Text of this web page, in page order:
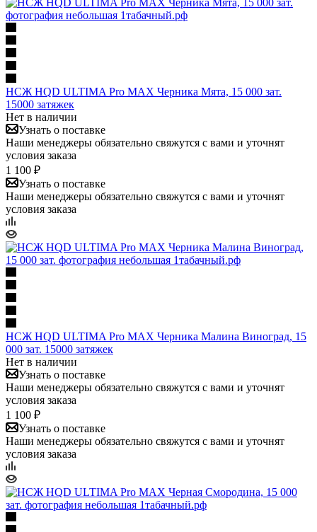
НСЖ HQD ULTIMA Pro MAX Черника Мята, 15 000 зат.
15000 затяжек
Нет в наличии
Узнать о поставке
Наши менеджеры обязательно свяжутся с вами и уточнят
условия заказа
1 100 ₽
Узнать о поставке
Наши менеджеры обязательно свяжутся с вами и уточнят
условия заказа
НСЖ HQD ULTIMA Pro MAX Черника Малина Виноград, 15
000 зат. 15000 затяжек
Нет в наличии
Узнать о поставке
Наши менеджеры обязательно свяжутся с вами и уточнят
условия заказа
1 100 ₽
Узнать о поставке
Наши менеджеры обязательно свяжутся с вами и уточнят
условия заказа